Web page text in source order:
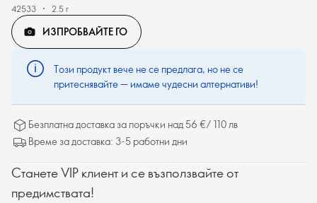
42533 2.5 г
ИЗПРОБВАЙТЕ ГО
Този продукт вече не се предлага, но не се
притеснявайте — имаме чудесни алтернативи!
Безплатна доставка за поръчки над 56 €/ 110 лв
Време за доставка: 3-5 работни дни
Станете VIP клиент и се възползвайте от
предимствата!